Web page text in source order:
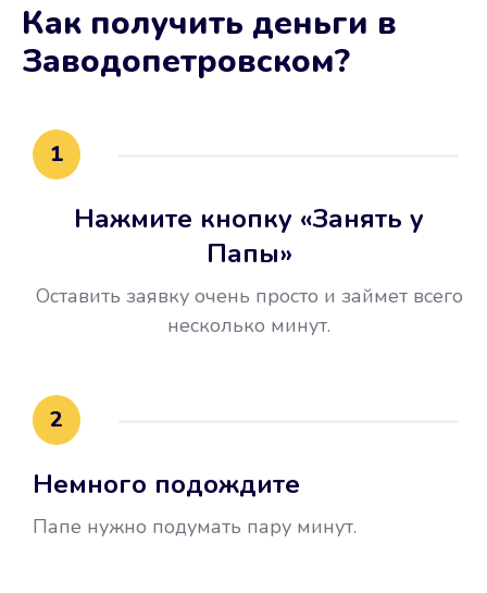
Не потребовались справки, залоги
и поручители. Папа вам доверяет.
воспользовались бесплатной
это открыло новые возможности в
Как получить деньги в
Заводопетровском?
1
Нажмите кнопку «Занять у
Папы»
Оставить заявку очень просто и займет всего
несколько минут.
2
Немного подождите
Папе нужно подумать пару минут.